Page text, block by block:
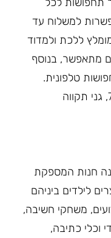
למשלוח עד
ללכת ולמדוד
מתאפשר, בנוסף
טלפונית.
חנות המספקת
לילדים ביניהם
משחקי חשיבה,
וכלי כתיבה,